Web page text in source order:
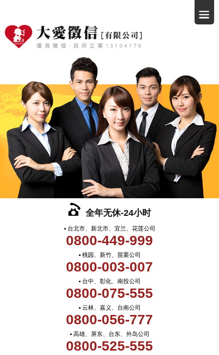
全年无休-24小时
▪ 台北市、新北市、宜兰、花莲公司
0800-449-999
▪ 桃园、新竹、苗栗公司
0800-003-007
▪ 台中、彰化、南投公司
0800-075-555
▪ 云林、嘉义、台南公司
0800-056-777
▪ 高雄、屏东、台东、外岛公司
0800-525-555